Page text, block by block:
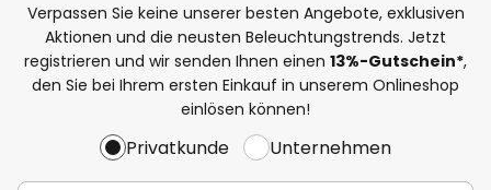
Verpassen Sie keine unserer besten Angebote, exklusiven
Aktionen und die neusten Beleuchtungstrends. Jetzt
registrieren und wir senden Ihnen einen 13%-Gutschein*,
den Sie bei Ihrem ersten Einkauf in unserem Onlineshop
einlösen können!
Privatkunde Unternehmen